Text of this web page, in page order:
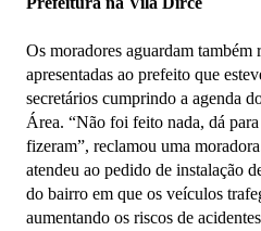
Os moradores aguardam também
apresentadas ao prefeito que
secretários cumprindo a agenda
Área. “Não foi feito nada, dá
fizeram”, reclamou uma
atendeu ao pedido de instalação
do bairro em que os veículos
aumentando os riscos de